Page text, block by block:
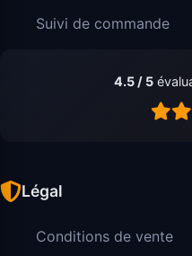
Suivi de commande
4.5 / 5
Légal
Conditions de vente